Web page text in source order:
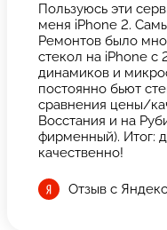
Пользуюсь эти
меня iPhone 2.
Ремонтов было
стекол на iPhone с
динамиков и
постоянно бьют
сравнения цены/
Восстания и на
фирменный). Итог:
качественно!
Отзыв с